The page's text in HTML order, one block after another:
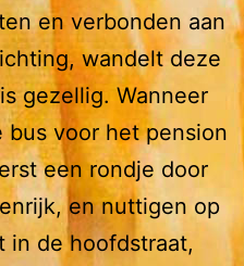
en verbonden aan
wandelt deze
gezellig. Wanneer
voor het pension
een rondje door
en nuttigen op
in de hoofdstraat,